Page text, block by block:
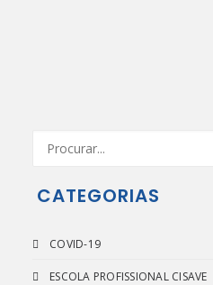
CATEGORIAS
COVID-19
ESCOLA PROFISSIONAL CISAVE